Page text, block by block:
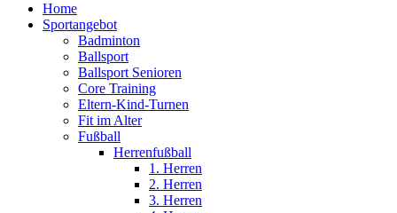
Home
Sportangebot
Badminton
Ballsport
Ballsport Senioren
Core Training
Eltern-Kind-Turnen
Fit im Alter
Fußball
Herrenfußball
1. Herren
2. Herren
3. Herren